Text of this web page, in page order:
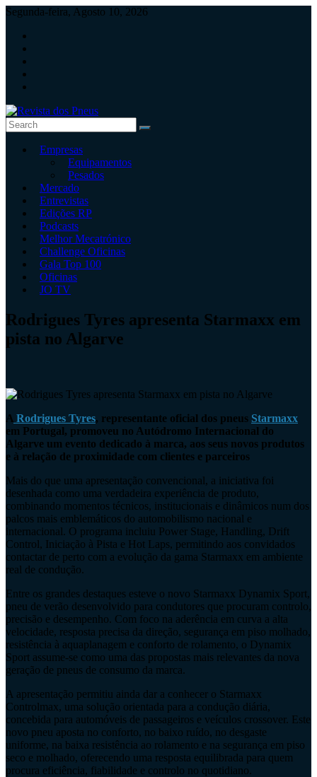
Skip
content
Segunda-feira, Agosto 10, 2026
Revista
dos
independente
serviços
Empresas
Equipamentos
Pesados
Mercado
Entrevistas
Edições RP
Podcasts
Melhor Mecatrónico
Challenge Oficinas
Gala Top 100
Oficinas
JO TV
Rodrigues Tyres apresenta Starmaxx em
pista no Algarve
A Rodrigues Tyres, representante oficial dos pneus Starmaxx
em Portugal, promoveu no Autódromo Internacional do
Algarve um evento dedicado à marca, aos seus novos produtos
e à relação de proximidade com clientes e parceiros
Mais do que uma apresentação convencional, a iniciativa foi
desenhada como uma verdadeira experiência de produto,
combinando momentos técnicos, institucionais e dinâmicos num dos
palcos mais emblemáticos do automobilismo nacional e
internacional. O programa incluiu Power Stage, Handling, Drift
Control, Iniciação à Pista e Hot Laps, permitindo aos convidados
contactar de perto com a evolução da gama Starmaxx em ambiente
real de condução.
Entre os grandes destaques esteve o novo Starmaxx Dynamix Sport,
pneu de verão desenvolvido para condutores que procuram controlo,
precisão e desempenho. Com foco na aderência em curva a alta
velocidade, resposta precisa da direção, segurança em piso molhado,
resistência à aquaplanagem e conforto de rolamento, o Dynamix
Sport assume-se como uma das propostas mais relevantes da nova
geração de pneus de consumo da marca.
A apresentação permitiu ainda dar a conhecer o Starmaxx
Controlmax, uma solução orientada para a condução diária,
concebida para automóveis de passageiros e veículos crossover. Este
novo pneu aposta no conforto, no baixo ruído, no desgaste
uniforme, na baixa resistência ao rolamento e na segurança em piso
seco e molhado, oferecendo uma resposta equilibrada para quem
procura eficiência, fiabilidade e controlo no quotidiano.